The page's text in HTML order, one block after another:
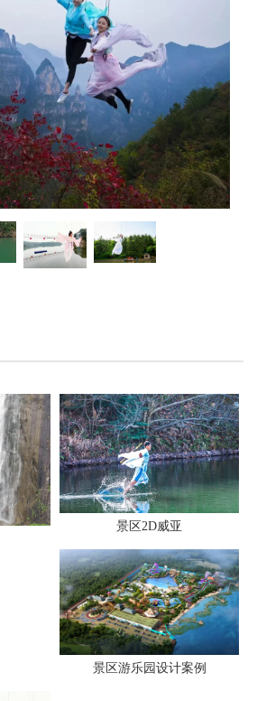
景区2D威亚
景区游乐园设计案例